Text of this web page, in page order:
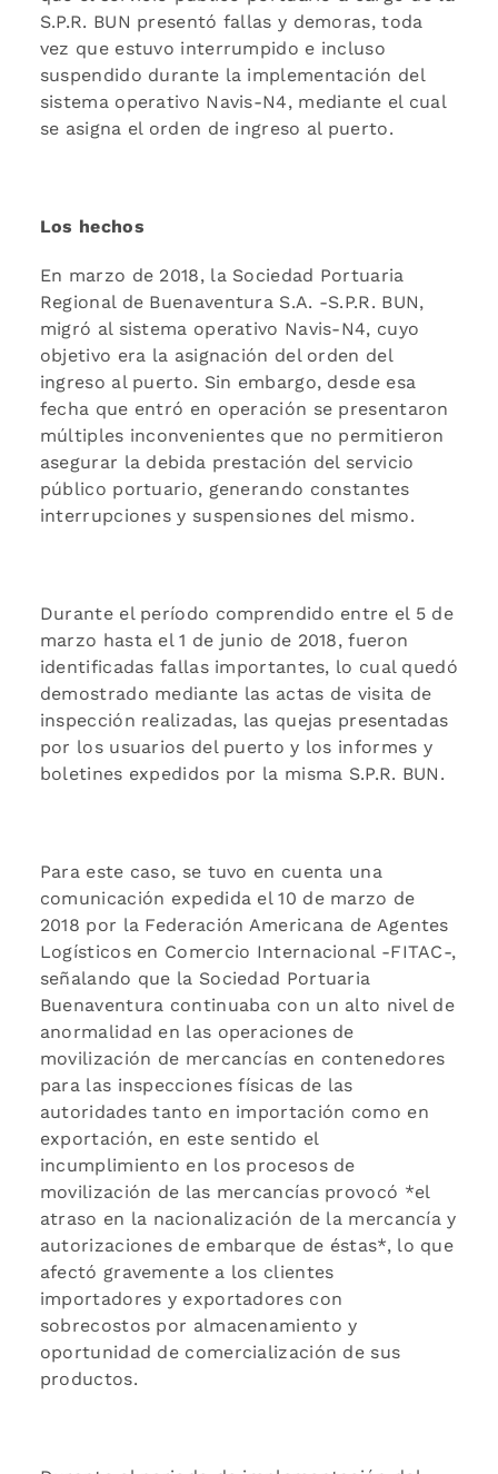
S.P.R. BUN presentó fallas y demoras, toda
vez que estuvo interrumpido e incluso
suspendido durante la implementación del
sistema operativo Navis-N4, mediante el cual
se asigna el orden de ingreso al puerto.
Los hechos
En marzo de 2018, la Sociedad Portuaria
Regional de Buenaventura S.A. -S.P.R. BUN,
migró al sistema operativo Navis-N4, cuyo
objetivo era la asignación del orden del
ingreso al puerto. Sin embargo, desde esa
fecha que entró en operación se presentaron
múltiples inconvenientes que no permitieron
asegurar la debida prestación del servicio
público portuario, generando constantes
interrupciones y suspensiones del mismo.
Durante el período comprendido entre el 5 de
marzo hasta el 1 de junio de 2018, fueron
identificadas fallas importantes, lo cual quedó
demostrado mediante las actas de visita de
inspección realizadas, las quejas presentadas
por los usuarios del puerto y los informes y
boletines expedidos por la misma S.P.R. BUN.
Para este caso, se tuvo en cuenta una
comunicación expedida el 10 de marzo de
2018 por la Federación Americana de Agentes
Logísticos en Comercio Internacional -FITAC-,
señalando que la Sociedad Portuaria
Buenaventura continuaba con un alto nivel de
anormalidad en las operaciones de
movilización de mercancías en contenedores
para las inspecciones físicas de las
autoridades tanto en importación como en
exportación, en este sentido el
incumplimiento en los procesos de
movilización de las mercancías provocó *el
atraso en la nacionalización de la mercancía y
autorizaciones de embarque de éstas*, lo que
afectó gravemente a los clientes
importadores y exportadores con
sobrecostos por almacenamiento y
oportunidad de comercialización de sus
productos.